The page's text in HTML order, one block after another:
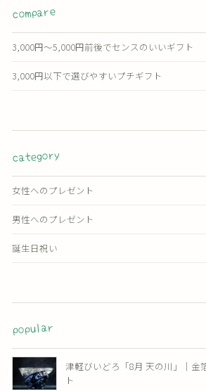
compare
3,000円〜5,000円前後でセンスのいいギフト
3,000円以下で選びやすいプチギフト
category
女性へのプレゼント
男性へのプレゼント
誕生日祝い
popular
津軽びいどろ「8月 天の川」｜金
ト